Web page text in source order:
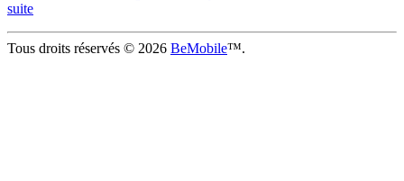
suite
Tous droits réservés © 2026 BeMobile™.